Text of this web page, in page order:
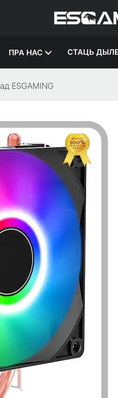
ПРА НАС СТАЦЬ
ESGAMING